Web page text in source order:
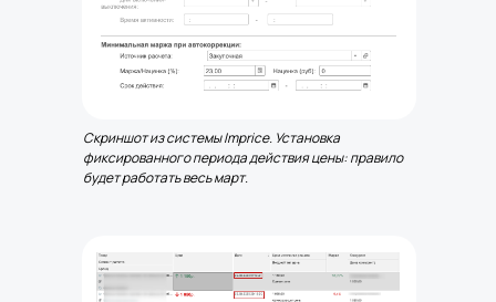
Скриншот из системы Imprice. Установка
фиксированного периода действия цены: правило
будет работать весь март.